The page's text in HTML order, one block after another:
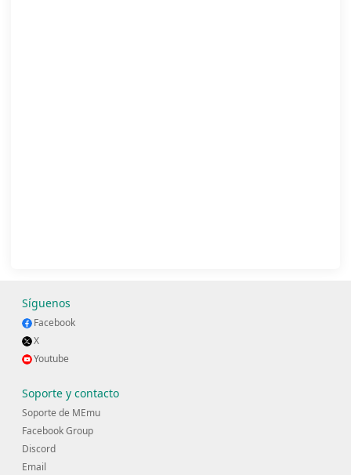
Síguenos
Facebook
X
Youtube
Soporte y contacto
Soporte de MEmu
Facebook Group
Discord
Email